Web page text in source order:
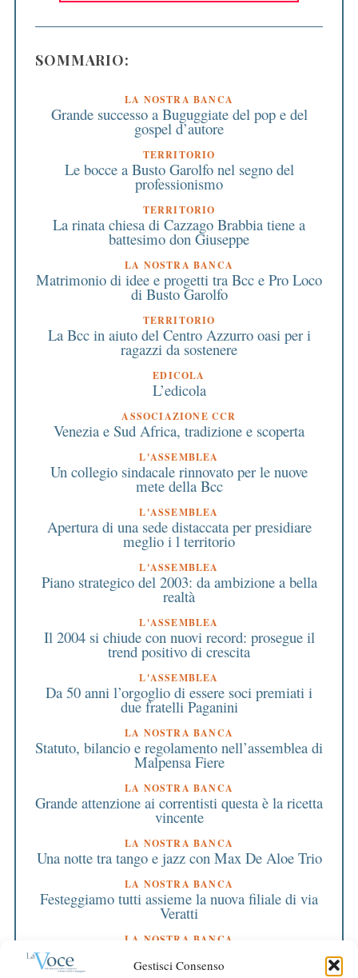
Gestisci Consenso
SOMMARIO:
LA NOSTRA BANCA
Grande successo a Buguggiate del pop e del
gospel d’autore
TERRITORIO
Le bocce a Busto Garolfo nel segno del
professionismo
TERRITORIO
La rinata chiesa di Cazzago Brabbia tiene a
battesimo don Giuseppe
LA NOSTRA BANCA
Matrimonio di idee e progetti tra Bcc e Pro Loco
di Busto Garolfo
TERRITORIO
La Bcc in aiuto del Centro Azzurro oasi per i
ragazzi da sostenere
EDICOLA
L’edicola
ASSOCIAZIONE CCR
Venezia e Sud Africa, tradizione e scoperta
L'ASSEMBLEA
Un collegio sindacale rinnovato per le nuove
mete della Bcc
L'ASSEMBLEA
Apertura di una sede distaccata per presidiare
meglio i l territorio
L'ASSEMBLEA
Piano strategico del 2003: da ambizione a bella
realtà
L'ASSEMBLEA
Il 2004 si chiude con nuovi record: prosegue il
trend positivo di crescita
L'ASSEMBLEA
Da 50 anni l’orgoglio di essere soci premiati i
due fratelli Paganini
LA NOSTRA BANCA
Statuto, bilancio e regolamento nell’assemblea di
Malpensa Fiere
LA NOSTRA BANCA
Grande attenzione ai correntisti questa è la ricetta
vincente
LA NOSTRA BANCA
Una notte tra tango e jazz con Max De Aloe Trio
LA NOSTRA BANCA
Festeggiamo tutti assieme la nuova filiale di via
Veratti
LA NOSTRA BANCA
Una nuova, prestigiosa sede per la filiale di
Varese